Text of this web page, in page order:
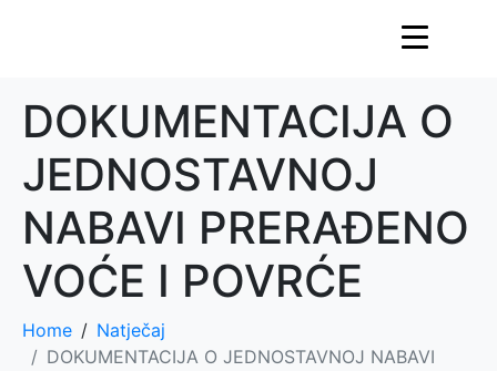
DOKUMENTACIJA O
JEDNOSTAVNOJ
NABAVI PRERAĐENO
VOĆE I POVRĆE
Home
Natječaj
DOKUMENTACIJA O JEDNOSTAVNOJ NABAVI